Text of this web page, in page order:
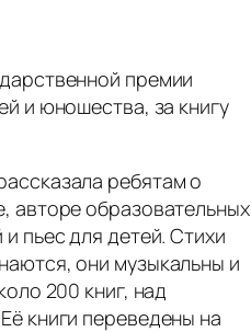
премии
и юношества, за книгу
ребятам о
авторе образовательных
пьес для детей. Стихи
они музыкальны и
200 книг, над
книги переведены на